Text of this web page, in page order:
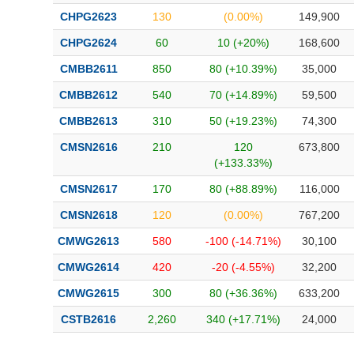
CHPG2623 130 (0.00%) 149,900
CHPG2624 60 10 (+20%) 168,600
CMBB2611 850 80 (+10.39%) 35,000
CMBB2612 540 70 (+14.89%) 59,500
CMBB2613 310 50 (+19.23%) 74,300
CMSN2616 210
120
(+133.33%)
673,800
CMSN2617 170 80 (+88.89%) 116,000
CMSN2618 120 (0.00%) 767,200
CMWG2613 580 -100 (-14.71%) 30,100
CMWG2614 420 -20 (-4.55%) 32,200
CMWG2615 300 80 (+36.36%) 633,200
CSTB2616 2,260 340 (+17.71%) 24,000